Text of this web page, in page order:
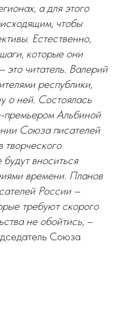
а для этого
чтобы
Естественно,
которые они
это читатель. Валерий
республики,
о ней. Состоялась
премьером Альбиной
Союза писателей
вноситься
времени. Планов
России –
требуют скорого
не обойтись, –
Союза